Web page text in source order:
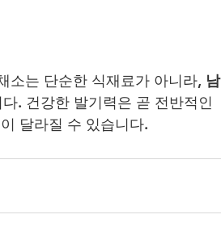
소는 단순한 식재료가 아니라, 남
다. 건강한 발기력은 곧 전반적인
달라질 수 있습니다.